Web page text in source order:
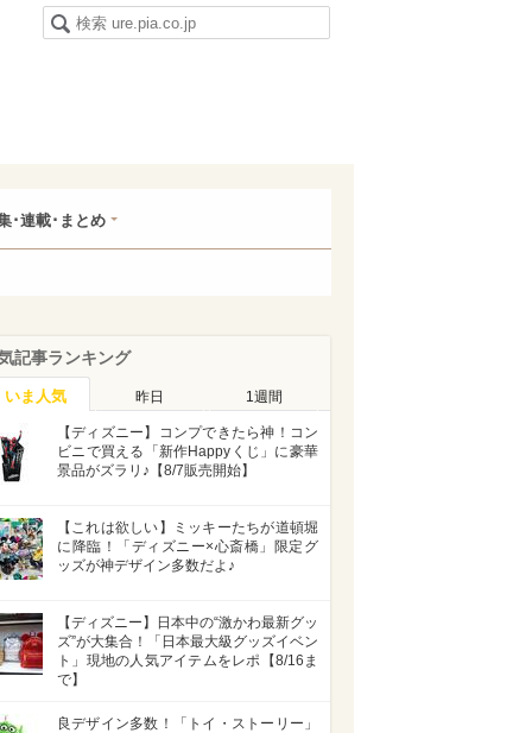
･連載･まとめ
記事ランキング
いま人気 昨日 1週間
【ディズニー】コンプできたら神！コン
ビニで買える「新作Happyくじ」に豪華
景品がズラリ♪【8/7販売開始】
【これは欲しい】ミッキーたちが道頓堀
に降臨！「ディズニー×心斎橋」限定グ
ッズが神デザイン多数だよ♪
【ディズニー】日本中の“激かわ最新グッ
ズ”が大集合！「日本最大級グッズイベン
ト」現地の人気アイテムをレポ【8/16ま
で】
良デザイン多数！「トイ・ストーリー」